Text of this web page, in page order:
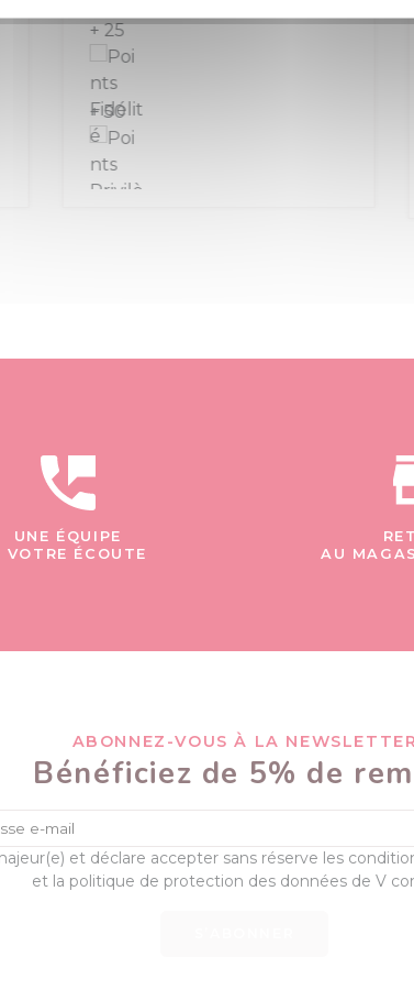
UNE ÉQUIPE
VOTRE ÉCOUTE
AU
ABONNEZ-VOUS À LA NEWSLETTER
Bénéficiez de 5% de
et déclare accepter sans réserve les
et la politique de protection des données de V